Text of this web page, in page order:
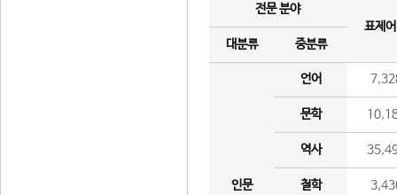
전문 분야
표제
대분류
중분류
인문
언어
문학
역사
철학